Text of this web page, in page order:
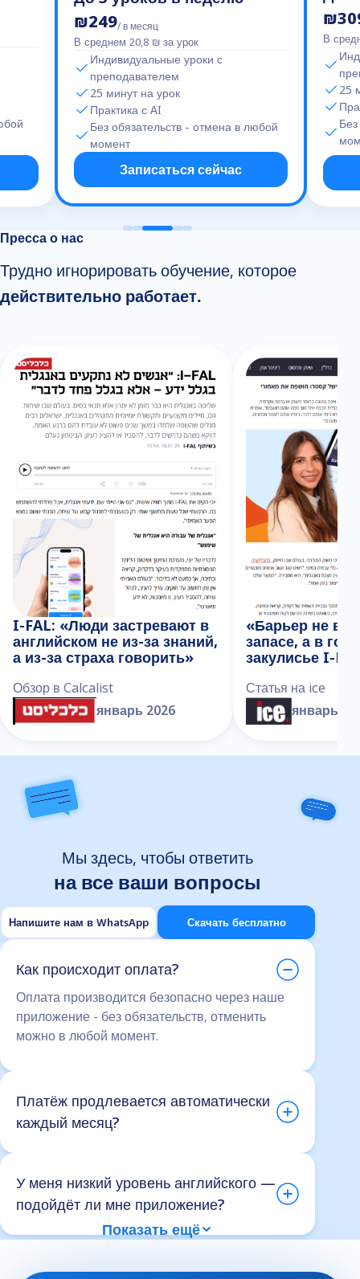
₪249/ в месяц
В среднем 20,8 ₪ за урок
Индивидуальные уроки с
преподавателем
25 минут на урок
Практика с AI
Без обязательств - отмена в любой
момент
Записаться сейчас
В
25
Пресса о нас
Трудно игнорировать обучение, которое
действительно работает.
I-FAL: «Люди застревают в
английском не из-за знаний,
а из-за страха говорить»
Обзор в Calcalist
январь 2026
«Барьер не в
запасе, а в
закулисье I-
Статья на ice
январь
Мы здесь, чтобы ответить
на все ваши вопросы
Напишите нам в WhatsApp Скачать бесплатно
Как происходит оплата?
Оплата производится безопасно через наше
приложение - без обязательств, отменить
можно в любой момент.
Платёж продлевается автоматически
каждый месяц?
У меня низкий уровень английского —
подойдёт ли мне приложение?
Показать ещё